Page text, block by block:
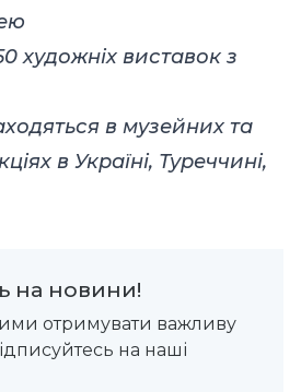
художніх виставок з
в музейних та
в Україні, Туреччині,
на новини!
отримувати важливу
на наші